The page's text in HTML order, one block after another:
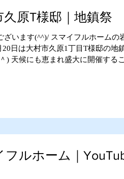
久原T様邸｜地鎮祭
ざいます(^^)/ スマイフルホームの
日は大村市久原1丁目T様邸の地鎮
) 天候にも恵まれ盛大に開催するこ
フルホーム｜